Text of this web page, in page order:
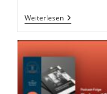
WeiterlesenLeVolume
–
Aus
Kanada